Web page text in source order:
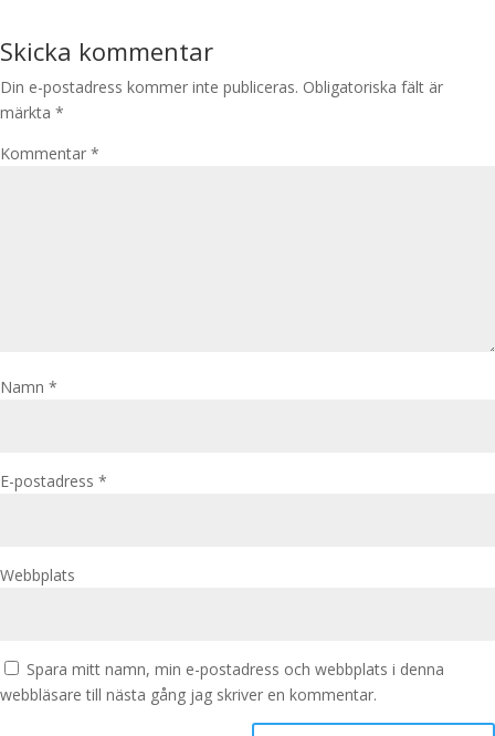
Skicka kommentar
Din e-postadress kommer inte publiceras. Obligatoriska fält är
märkta *
Kommentar *
Namn *
E-postadress *
Webbplats
Spara mitt namn, min e-postadress och webbplats i denna
webbläsare till nästa gång jag skriver en kommentar.